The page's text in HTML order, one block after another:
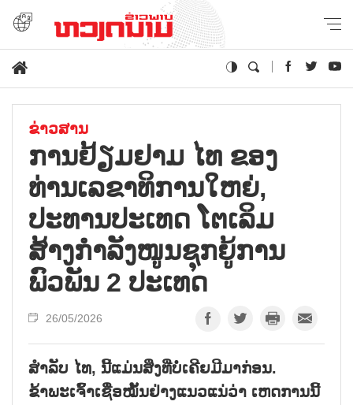
ຂ່າວສານ
ການຢ້ຽມຢາມ ໄທ ຂອງ
ທ່ານເລຂາທິການໃຫຍ່,
ປະທານປະເທດ ໂຕເລິມ
ສ້າງກຳລັງໜູນຊຸກຍູ້ການ
ພົວພັນ 2 ປະເທດ
26/05/2026
ສຳລັບ ໄທ, ນີ້ແມ່ນສິ່ງທີ່ບໍ່ເຄີຍມີມາກ່ອນ.
ຂ້າພະເຈົ້າເຊື່ອໝັ້ນຢ່າງແນວແນ່ວ່າ ເຫດການນີ້